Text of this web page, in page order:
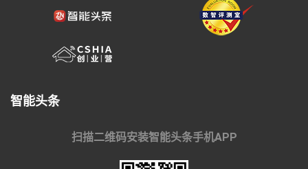
智能头条
扫描二维码安装智能头条手机APP